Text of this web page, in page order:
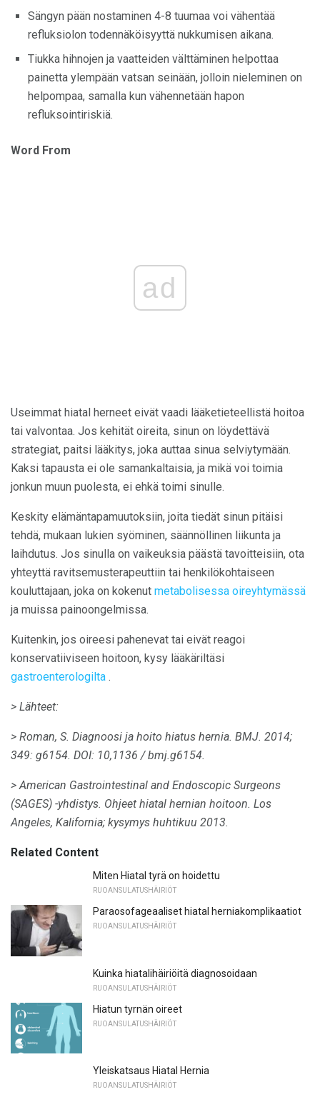
Sängyn pään nostaminen 4-8 tuumaa voi vähentää
refluksiolon todennäköisyyttä nukkumisen aikana.
Tiukka hihnojen ja vaatteiden välttäminen helpottaa
painetta ylempään vatsan seinään, jolloin nieleminen on
helpompaa, samalla kun vähennetään hapon
refluksointiriskiä.
Word From
ad
Useimmat hiatal herneet eivät vaadi lääketieteellistä hoitoa
tai valvontaa. Jos kehität oireita, sinun on löydettävä
strategiat, paitsi lääkitys, joka auttaa sinua selviytymään.
Kaksi tapausta ei ole samankaltaisia, ja mikä voi toimia
jonkun muun puolesta, ei ehkä toimi sinulle.
Keskity elämäntapamuutoksiin, joita tiedät sinun pitäisi
tehdä, mukaan lukien syöminen, säännöllinen liikunta ja
laihdutus. Jos sinulla on vaikeuksia päästä tavoitteisiin, ota
yhteyttä ravitsemusterapeuttiin tai henkilökohtaiseen
kouluttajaan, joka on kokenut metabolisessa oireyhtymässä
ja muissa painoongelmissa.
Kuitenkin, jos oireesi pahenevat tai eivät reagoi
konservatiiviseen hoitoon, kysy lääkäriltäsi
gastroenterologilta .
> Lähteet:
> Roman, S. Diagnoosi ja hoito hiatus hernia. BMJ. 2014;
349: g6154. DOI: 10,1136 / bmj.g6154.
> American Gastrointestinal and Endoscopic Surgeons
(SAGES) -yhdistys. Ohjeet hiatal hernian hoitoon. Los
Angeles, Kalifornia; kysymys huhtikuu 2013.
Related Content
Miten Hiatal tyrä on hoidettu
RUOANSULATUSHÄIRIÖT
Paraosofageaaliset hiatal herniakomplikaatiot
RUOANSULATUSHÄIRIÖT
Kuinka hiatalihäiriöitä diagnosoidaan
RUOANSULATUSHÄIRIÖT
Hiatun tyrnän oireet
RUOANSULATUSHÄIRIÖT
Yleiskatsaus Hiatal Hernia
RUOANSULATUSHÄIRIÖT